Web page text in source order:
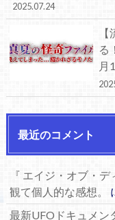
2025.07.24
る
月
最近のコメント
『 エイジ・オブ・
観て個人的な感想。
最新UFOドキュメン